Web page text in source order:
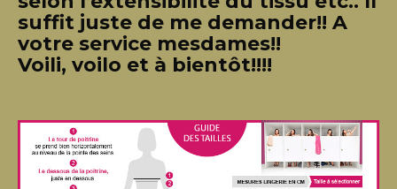
suffit juste de me demander!! A
votre service mesdames!!
Voili, voilo et à bientôt!!!!